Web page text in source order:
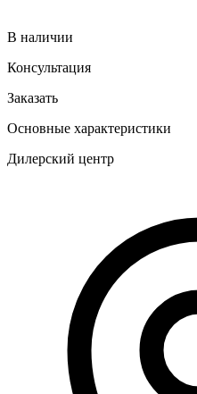
В наличии
Консультация
Заказать
Основные характеристики
Дилерский центр